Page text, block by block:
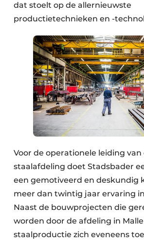
dat stoelt op de allernieuwste
productietechnieken en -
Voor de operationele leiding van
staalafdeling doet Stadsbader
een gemotiveerd en deskundig
meer dan twintig jaar ervaring
Naast de bouwprojecten die
worden door de afdeling in Malle
staalproductie zich eveneens